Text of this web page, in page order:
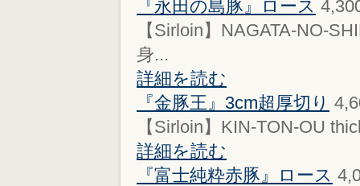
『永田の島豚』ロース
【Sirloin】NAGATA-NO-
身...
詳細を読む
『金豚王』3cm超厚切り
【Sirloin】KIN-TON-OU
詳細を読む
『富士純粋赤豚』ロース